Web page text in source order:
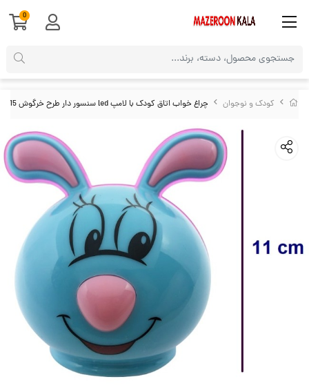
کودک و نوجوان چراغ خواب اتاق کودک با لامپ led سنسور دار طرح خرگوش ELU-015
0